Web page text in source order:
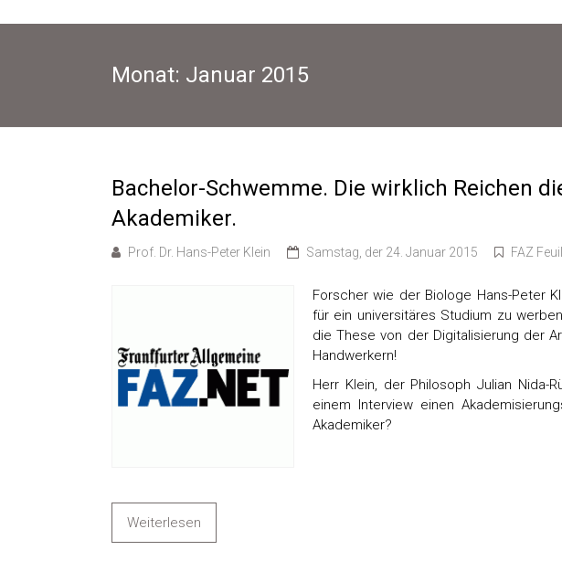
Monat: Januar 2015
Bachelor-Schwemme. Die wirklich Reichen
Akademiker.
Prof. Dr. Hans-Peter Klein Samstag, der 24. Januar 2015 FAZ
Forscher wie der Biologe Hans-Peter
für ein universitäres Studium zu
die These von der Digitalisierung der
Handwerkern!
Herr Klein, der Philosoph Julian Nida-
einem Interview einen
Akademiker?
Weiterlesen